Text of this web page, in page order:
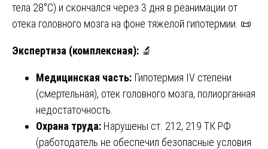
тела 28°C) и скончался через 3 дня в реанимации от
отека головного мозга на фоне тяжелой гипотермии. 📜
Экспертиза (комплексная): 🔬
Медицинская часть: Гипотермия IV степени
(смертельная), отек головного мозга, полиорганная
недостаточность.
Охрана труда: Нарушены ст. 212, 219 ТК РФ
(работодатель не обеспечил безопасные условия